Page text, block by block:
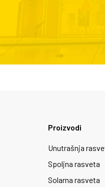
Proizvodi
Unutrašnja
Spoljna rasveta
Solarna rasveta